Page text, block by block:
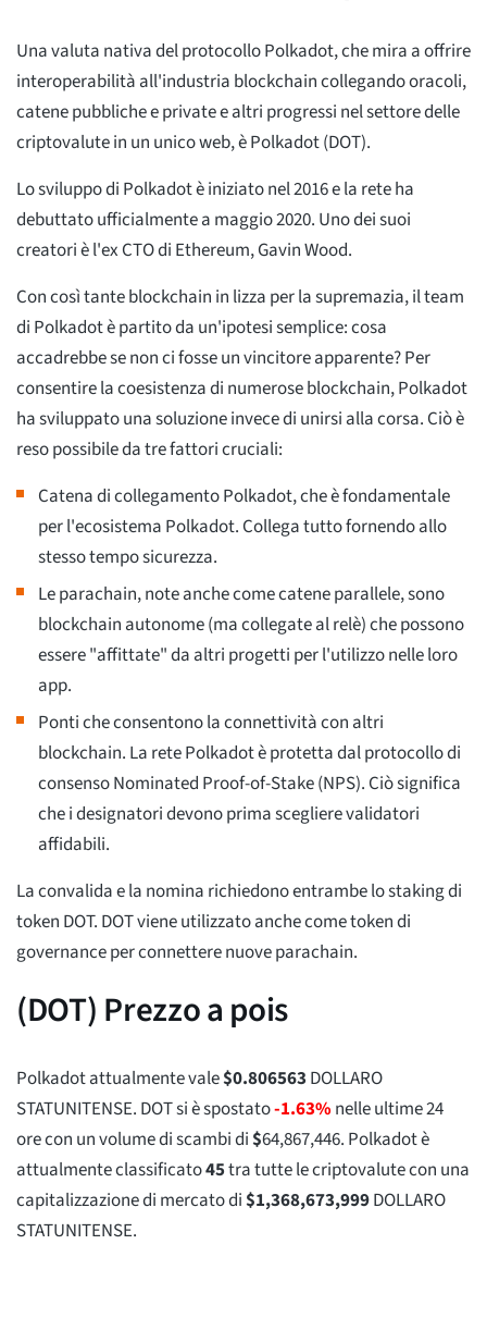
Una valuta nativa del protocollo Polkadot, che mira a offrire
interoperabilità all'industria blockchain collegando oracoli,
catene pubbliche e private e altri progressi nel settore delle
criptovalute in un unico web, è Polkadot (DOT).
Lo sviluppo di Polkadot è iniziato nel 2016 e la rete ha
debuttato ufficialmente a maggio 2020. Uno dei suoi
creatori è l'ex CTO di Ethereum, Gavin Wood.
Con così tante blockchain in lizza per la supremazia, il team
di Polkadot è partito da un'ipotesi semplice: cosa
accadrebbe se non ci fosse un vincitore apparente? Per
consentire la coesistenza di numerose blockchain, Polkadot
ha sviluppato una soluzione invece di unirsi alla corsa. Ciò è
reso possibile da tre fattori cruciali:
Catena di collegamento Polkadot, che è fondamentale
per l'ecosistema Polkadot. Collega tutto fornendo allo
stesso tempo sicurezza.
Le parachain, note anche come catene parallele, sono
blockchain autonome (ma collegate al relè) che possono
essere "affittate" da altri progetti per l'utilizzo nelle loro
app.
Ponti che consentono la connettività con altri
blockchain. La rete Polkadot è protetta dal protocollo di
consenso Nominated Proof-of-Stake (NPS). Ciò significa
che i designatori devono prima scegliere validatori
affidabili.
La convalida e la nomina richiedono entrambe lo staking di
token DOT. DOT viene utilizzato anche come token di
governance per connettere nuove parachain.
(DOT) Prezzo a pois
Polkadot attualmente vale$0.806563 DOLLARO
STATUNITENSE. DOT si è spostato-1.63%nelle ultime 24
ore con un volume di scambi di$64,867,446. Polkadot è
attualmente classificato45tra tutte le criptovalute con una
capitalizzazione di mercato di$1,368,673,999DOLLARO
STATUNITENSE.